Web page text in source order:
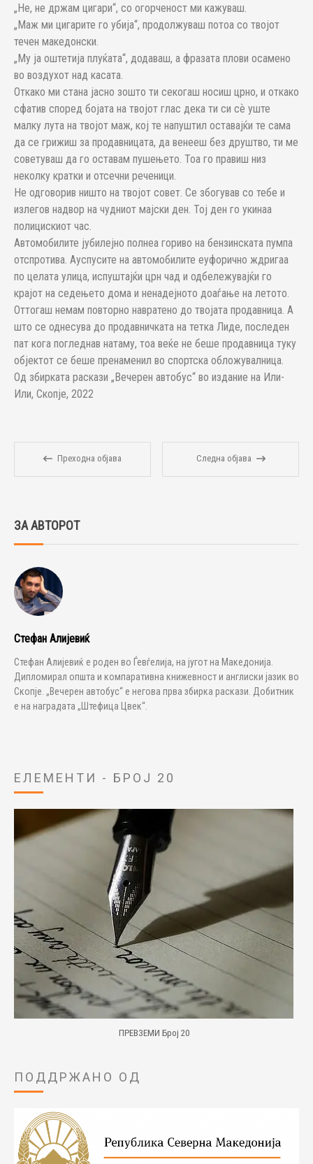
„Не, не држам цигари“, со огорченост ми кажуваш.
„Маж ми цигарите го убија“, продолжуваш потоа со твојот
течен македонски.
„Му ја оштетија плуќата“, додаваш, а фразата плови осамено
во воздухот над касата.
Откако ми стана јасно зошто ти секогаш носиш црно, и откако
сфатив според бојата на твојот глас дека ти си сѐ уште
малку лута на твојот маж, кој те напуштил оставајќи те сама
да се грижиш за продавницата, да венееш без друштво, ти ме
советуваш да го оставам пушењето. Тоа го правиш низ
неколку кратки и отсечни реченици.
Не одговорив ништо на твојот совет. Се збогував со тебе и
излегов надвор на чудниот мајски ден. Тој ден го укинаа
полицискиот час.
Автомобилите јубилејно полнеа гориво на бензинската пумпа
отспротива. Ауспусите на автомобилите еуфорично ждригаа
по целата улица, испуштајќи црн чад и одбележувајќи го
крајот на седењето дома и ненадејното доаѓање на летото.
Оттогаш немам повторно навратено до твојата продавница. А
што се однесува до продавничката на тетка Лиде, последен
пат кога погледнав натаму, тоа веќе не беше продавница туку
објектот се беше пренаменил во спортска обложувалница.
Од збирката раскази „Вечерен автобус“ во издание на Или-
Или, Скопје, 2022
Преходна објава Следна објава
ЗА АВТОРОТ
Стефан Алијевиќ
Стефан Алијевиќ е роден во Ѓевѓелија, на југот на Македонија.
Дипломирал општа и компаративна книжевност и англиски јазик во
Скопје. „Вечерен автобус“ е негова прва збирка раскази. Добитник
е на наградата „Штефица Цвек“.
ЕЛЕМЕНТИ - БРОЈ 20
ПРЕВЗЕМИ Број 20
ПОДДРЖАНО ОД